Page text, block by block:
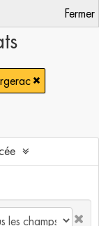
Fermer